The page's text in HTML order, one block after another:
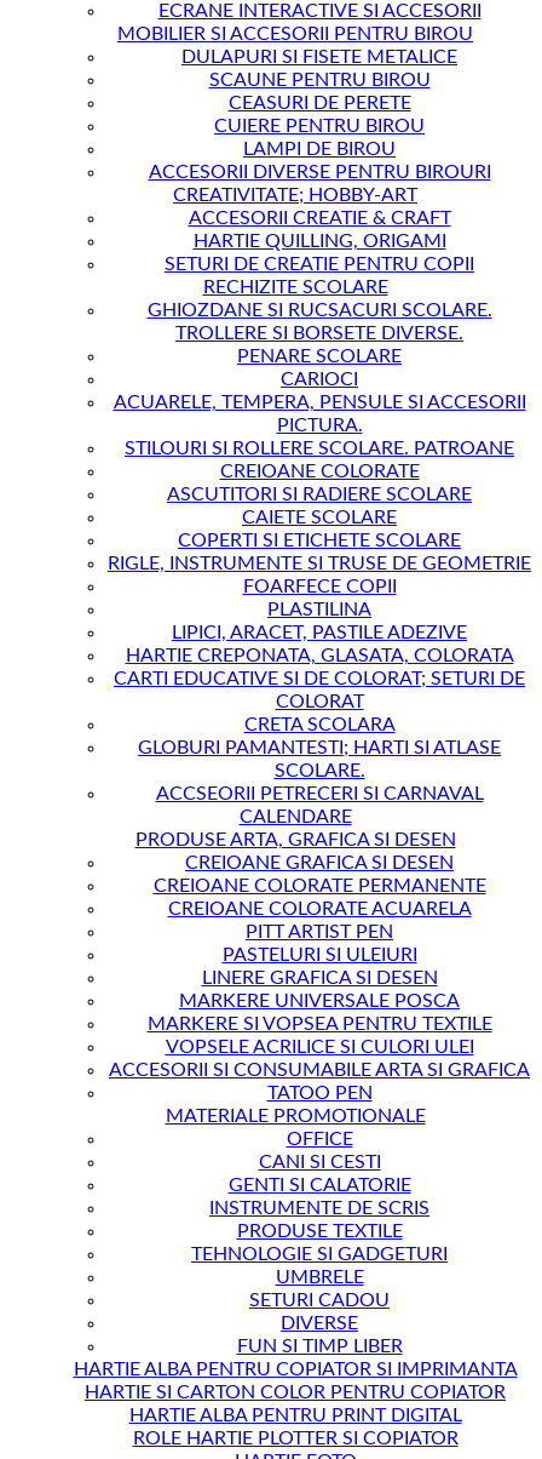
ECRANE INTERACTIVE SI ACCESORII
MOBILIER SI ACCESORII PENTRU BIROU
DULAPURI SI FISETE METALICE
SCAUNE PENTRU BIROU
CEASURI DE PERETE
CUIERE PENTRU BIROU
LAMPI DE BIROU
ACCESORII DIVERSE PENTRU BIROURI
CREATIVITATE; HOBBY-ART
ACCESORII CREATIE & CRAFT
HARTIE QUILLING, ORIGAMI
SETURI DE CREATIE PENTRU COPII
RECHIZITE SCOLARE
GHIOZDANE SI RUCSACURI SCOLARE.
TROLLERE SI BORSETE DIVERSE.
PENARE SCOLARE
CARIOCI
ACUARELE, TEMPERA, PENSULE SI ACCESORII
PICTURA.
STILOURI SI ROLLERE SCOLARE. PATROANE
CREIOANE COLORATE
ASCUTITORI SI RADIERE SCOLARE
CAIETE SCOLARE
COPERTI SI ETICHETE SCOLARE
RIGLE, INSTRUMENTE SI TRUSE DE GEOMETRIE
FOARFECE COPII
PLASTILINA
LIPICI, ARACET, PASTILE ADEZIVE
HARTIE CREPONATA, GLASATA, COLORATA
CARTI EDUCATIVE SI DE COLORAT; SETURI DE
COLORAT
CRETA SCOLARA
GLOBURI PAMANTESTI; HARTI SI ATLASE
SCOLARE.
ACCSEORII PETRECERI SI CARNAVAL
CALENDARE
PRODUSE ARTA, GRAFICA SI DESEN
CREIOANE GRAFICA SI DESEN
CREIOANE COLORATE PERMANENTE
CREIOANE COLORATE ACUARELA
PITT ARTIST PEN
PASTELURI SI ULEIURI
LINERE GRAFICA SI DESEN
MARKERE UNIVERSALE POSCA
MARKERE SI VOPSEA PENTRU TEXTILE
VOPSELE ACRILICE SI CULORI ULEI
ACCESORII SI CONSUMABILE ARTA SI GRAFICA
TATOO PEN
MATERIALE PROMOTIONALE
OFFICE
CANI SI CESTI
GENTI SI CALATORIE
INSTRUMENTE DE SCRIS
PRODUSE TEXTILE
TEHNOLOGIE SI GADGETURI
UMBRELE
SETURI CADOU
DIVERSE
FUN SI TIMP LIBER
HARTIE ALBA PENTRU COPIATOR SI IMPRIMANTA
HARTIE SI CARTON COLOR PENTRU COPIATOR
HARTIE ALBA PENTRU PRINT DIGITAL
ROLE HARTIE PLOTTER SI COPIATOR